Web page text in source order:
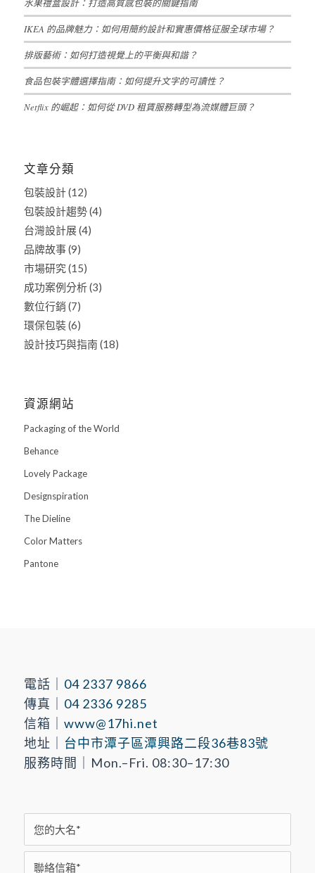
水果禮盒設計：打造高質感包裝的關鍵指南
IKEA 的品牌魅力：如何用簡約設計和實惠價格征服全球市場？
排版藝術：如何打造視覺上的平衡與和諧？
食品包裝字體選擇指南：如何提升文字的可讀性？
Netflix 的崛起：如何從 DVD 租賃服務轉型為流媒體巨頭？
文章分類
包裝設計(12)
包裝設計趨勢(4)
台灣設計展(4)
品牌故事(9)
市場研究(15)
成功案例分析(3)
數位行銷 (7)
環保包裝(6)
設計技巧與指南 (18)
資源網站
Packaging of the World
Behance
Lovely Package
Designspiration
The Dieline
Color Matters
Pantone
電話｜ 04 2337 9866
傳真｜ 04 2336 9285
信箱｜ www@17hi.net
地址｜
台中市潭子區潭興路二段36巷83號
服務時間｜Mon.–Fri. 08:30–17:30